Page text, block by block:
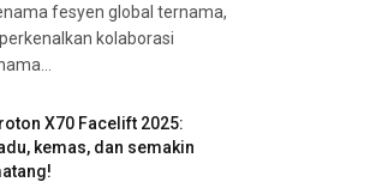
fesyen global ternama,
kolaborasi
X70 Facelift 2025:
kemas, dan semakin